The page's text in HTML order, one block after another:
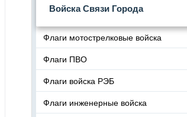
Войска Связи Города
Флаги мотострелковые войска
Флаги ПВО
Флаги войска РЭБ
Флаги инженерные войска